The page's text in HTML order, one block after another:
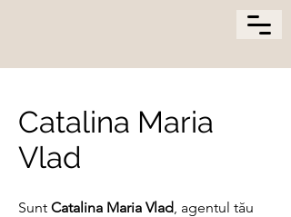
Catalina Maria
Vlad
Sunt Catalina Maria Vlad, agentul tău